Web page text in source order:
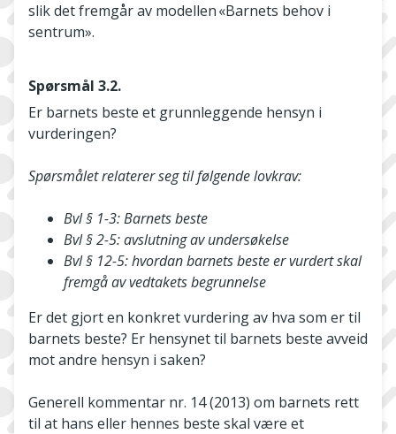
slik det fremgår av modellen «Barnets behov i
sentrum».
Spørsmål 3.2.
Er barnets beste et grunnleggende hensyn i
vurderingen?
Spørsmålet relaterer seg til følgende lovkrav:
Bvl § 1-3: Barnets beste
Bvl § 2-5: avslutning av undersøkelse
Bvl § 12-5: hvordan barnets beste er vurdert skal
fremgå av vedtakets begrunnelse
Er det gjort en konkret vurdering av hva som er til
barnets beste? Er hensynet til barnets beste avveid
mot andre hensyn i saken?
Generell kommentar nr. 14 (2013) om barnets rett
til at hans eller hennes beste skal være et